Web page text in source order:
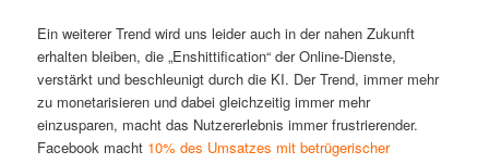
Ein weiterer Trend wird uns leider auch in der nahen Zukunft
erhalten bleiben, die „Enshittification“ der Online-Dienste,
verstärkt und beschleunigt durch die KI. Der Trend, immer mehr
zu monetarisieren und dabei gleichzeitig immer mehr
einzusparen, macht das Nutzererlebnis immer frustrierender.
Facebook macht 10% des Umsatzes mit betrügerischer